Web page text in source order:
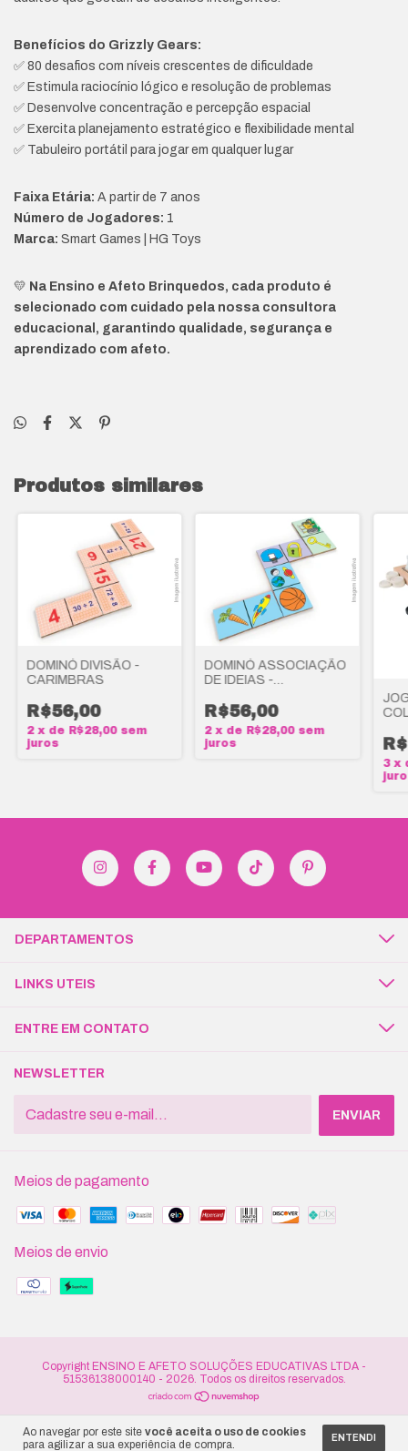
Ao navegar por este site você aceita o uso de cookies
para agilizar a sua experiência de compra.
ENTENDI
Benefícios do Grizzly Gears:
✅ 80 desafios com níveis crescentes de dificuldade
✅ Estimula raciocínio lógico e resolução de problemas
✅ Desenvolve concentração e percepção espacial
✅ Exercita planejamento estratégico e flexibilidade mental
✅ Tabuleiro portátil para jogar em qualquer lugar
Faixa Etária: A partir de 7 anos
Número de Jogadores: 1
Marca: Smart Games | HG Toys
💛 Na Ensino e Afeto Brinquedos, cada produto é
selecionado com cuidado pela nossa consultora
educacional, garantindo qualidade, segurança e
aprendizado com afeto.
Produtos similares
DOMINÓ DIVISÃO -
CARIMBRAS
R$56,00
2 x de R$28,00 sem
juros
DOMINÓ ASSOCIAÇÃO
DE IDEIAS -
R$56,00
2 x de R$28,00 sem
juros
3 x
DEPARTAMENTOS
LINKS UTEIS
ENTRE EM CONTATO
NEWSLETTER
Meios de pagamento
Meios de envio
Copyright ENSINO E AFETO SOLUÇÕES EDUCATIVAS LTDA -
51536138000140 - 2026. Todos os direitos reservados.